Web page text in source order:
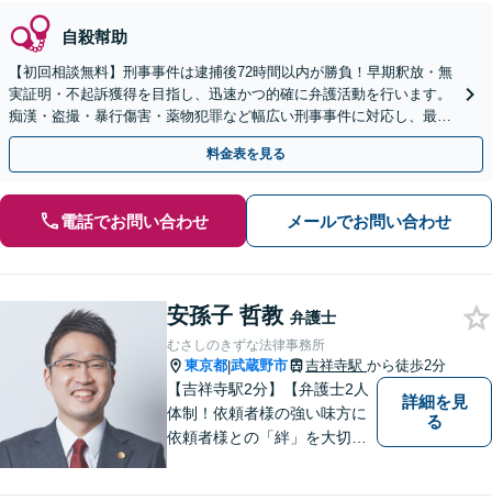
自殺幇助
【初回相談無料】刑事事件は逮捕後72時間以内が勝負！早期釈放・無
実証明・不起訴獲得を目指し、迅速かつ的確に弁護活動を行います。
痴漢・盗撮・暴行傷害・薬物犯罪など幅広い刑事事件に対応し、最善
の解決を目指します【都庁前駅直結】【複数拠点あり】
料金表を見る
電話でお問い合わせ メールでお問い合わせ
安孫子 哲教 弁護士
むさしのきずな法律事務所
東京都|武蔵野市 吉祥寺駅 から徒歩2分
【吉祥寺駅2分】【弁護士2人
体制！依頼者様の強い味方に
依頼者様との「絆」を大切
詳細を見
る